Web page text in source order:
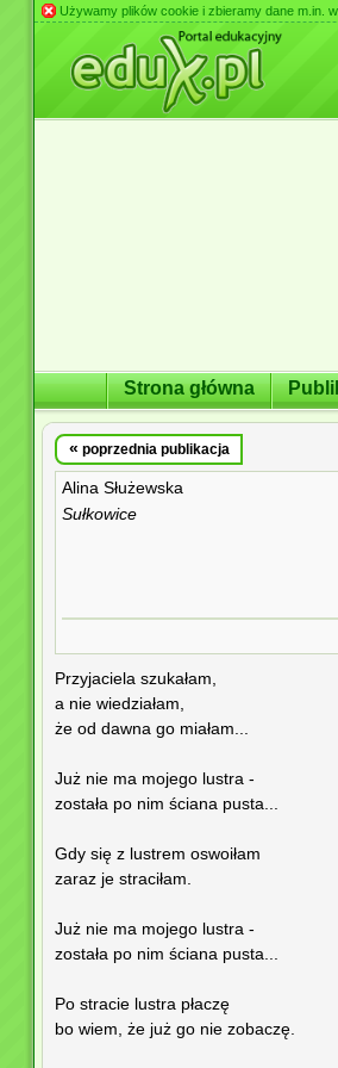
Używamy plików cookie i zbieramy dane m.in.
Strona główna
« poprzednia publikacja
Alina Służewska
Sułkowice
Przyjaciela szukałam,
a nie wiedziałam,
że od dawna go miałam...
Już nie ma mojego lustra -
została po nim ściana pusta...
Gdy się z lustrem oswoiłam
zaraz je straciłam.
Już nie ma mojego lustra -
została po nim ściana pusta...
Po stracie lustra płaczę
bo wiem, że już go nie zobaczę.